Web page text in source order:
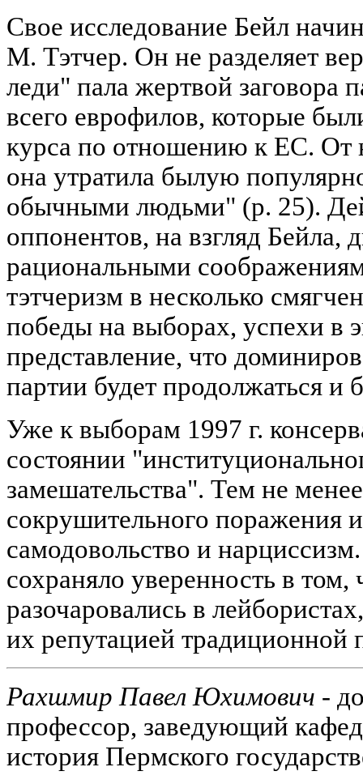
Свое исследование Бейл
М. Тэтчер. Он не разделяет
леди" пала жертвой заговора
всего еврофилов, которые
курса по отношению к ЕС. От
она утратила былую
обычными людьми" (р. 25).
оппонентов, на взгляд Бейла,
рациональными
тэтчеризм в несколько
победы на выборах, успехи в
представление, что
партии будет продолжаться и
Уже к выборам 1997 г.
состоянии
замешательства". Тем не
сокрушительного поражения
самодовольство и
сохраняло уверенность в том,
разочаровались в
их репутацией традиционной
Рахшмир Павел Юхимович -
профессор, заведующий
история Пермского